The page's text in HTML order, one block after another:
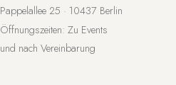
Pappelallee 25 · 10437 Berlin
Öffnungszeiten: Zu Events
und nach Vereinbarung